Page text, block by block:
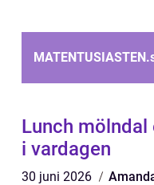
MATENTUSIASTEN.
Lunch
i vardagen
30 juni 2026